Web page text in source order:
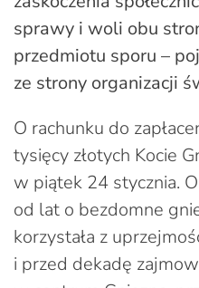
sprawy i woli obu
przedmiotu sporu –
ze strony organizacji
O rachunku do
tysięcy złotych Kocie
w piątek 24 stycznia.
od lat o bezdomne
korzystała z
i przed dekadę